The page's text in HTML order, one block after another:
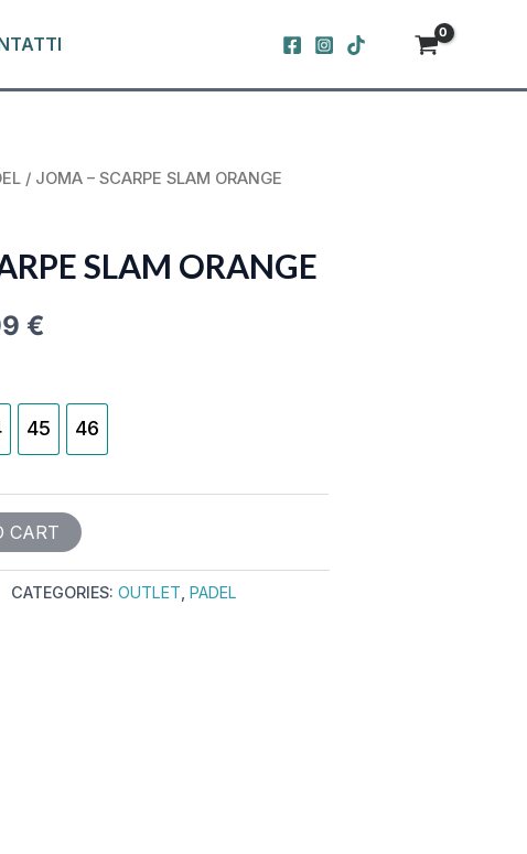
/ JOMA – SCARPE SLAM ORANGE
SLAM ORANGE
€.
€
CURRENT
IS:
45 46
CART
CATEGORIES:OUTLET ,PADEL